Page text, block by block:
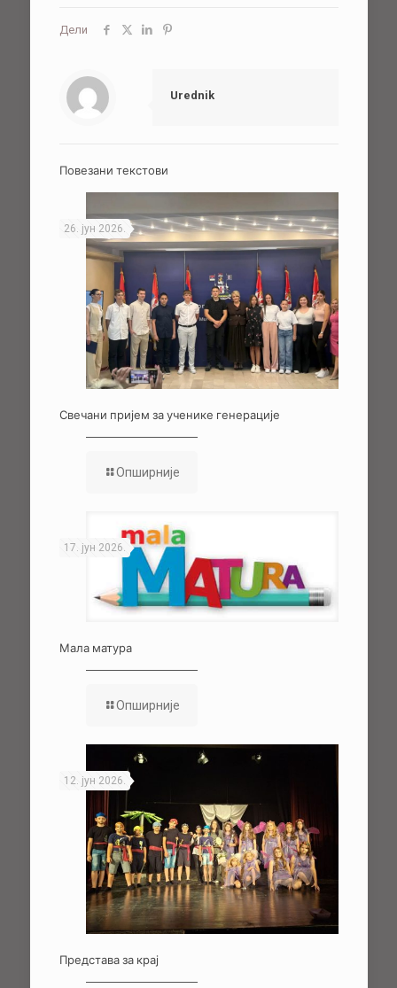
Дели
Urednik
Повезани текстови
26. јун 2026.
Свечани пријем за ученике генерације
Опширније
17. јун 2026.
Мала матура
Опширније
12. јун 2026.
Представа за крај